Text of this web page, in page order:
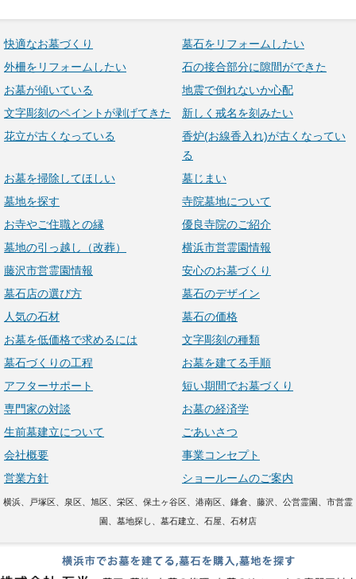
快適なお墓づくり
墓石をリフォームしたい
外柵をリフォームしたい
石の接合部分に隙間ができた
お墓が傾いている
地震で倒れないか心配
文字彫刻のペイントが剥げてきた
新しく戒名を刻みたい
花立が古くなっている
香炉(お線香入れ)が古くなってい
る
お墓を掃除してほしい
墓じまい
墓地を探す
寺院墓地について
お寺やご住職との縁
優良寺院のご紹介
墓地の引っ越し（改葬）
横浜市営霊園情報
藤沢市営霊園情報
安心のお墓づくり
墓石店の選び方
墓石のデザイン
人気の石材
墓石の価格
お墓を低価格で求めるには
文字彫刻の種類
墓石づくりの工程
お墓を建てる手順
アフターサポート
短い期間でお墓づくり
専門家の対談
お墓の経済学
生前墓建立について
ごあいさつ
会社概要
事業コンセプト
営業方針
ショールームのご案内
横浜、戸塚区、泉区、旭区、栄区、保土ヶ谷区、港南区、鎌倉、藤沢、公営霊園、市営霊
園、墓地探し、墓石建立、石屋、石材店